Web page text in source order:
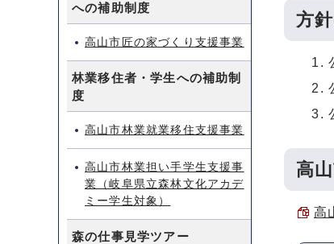
方
高
高
への補助制度
高山市匠の家づくり支援事業
林業移住者・学生への補助制
度
高山市林業就業移住支援事業
高山市林業担い手学生支援事
業（岐阜県立森林文化アカデ
ミー学生対象）
森の仕事見学ツアー